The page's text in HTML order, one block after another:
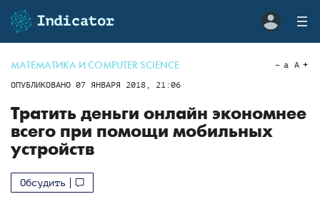
МАТЕМАТИКА И COMPUTER SCIENCE
ОПУБЛИКОВАНО 07 ЯНВАРЯ 2018, 21:06
a A
Тратить деньги онлайн экономнее
всего при помощи мобильных
устройств
Обсудить